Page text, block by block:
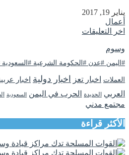
يناير 19, 2017
أعمال
اخر التعليقات
وسوم
#اليمن #عدن #الحكومة الشرعية
العملات اخبار تعز اخبار دولية اخبار
العربي
الحديدة الحرب في اليمن السعودية
مجتمع مدني
الأكثر قراءة